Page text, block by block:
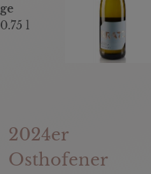
ge
0.75 l
2024er
Osthofener